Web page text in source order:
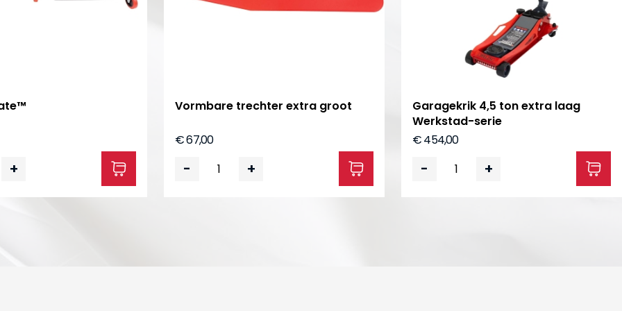
+
Vormbare trechter extra groot
€ 67,00
- +
Garagekrik 4,5 ton extra laag
Werkstad-serie
€ 454,00
- +